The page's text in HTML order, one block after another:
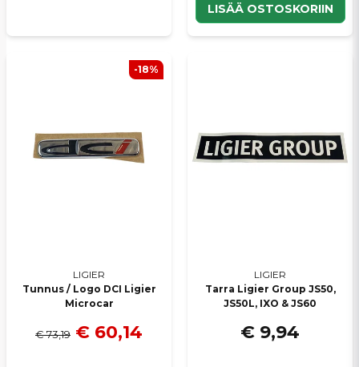
LISÄÄ OSTOSKORIIN
LIGIER
Tunnus / Logo DCI Ligier
Microcar
€ 73,19 € 60,14
-18%
LIGIER
Tarra Ligier Group JS50,
JS50L, IXO & JS60
€ 9,94